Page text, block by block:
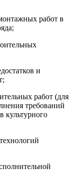
работ в
и
работ (для
требований
культурного